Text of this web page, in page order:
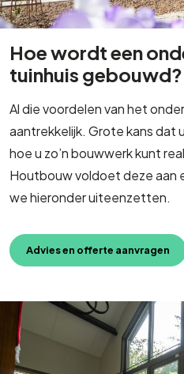
Hoe wordt een
tuinhuis gebouwd?
Al die voordelen van het
aantrekkelijk. Grote kans dat
hoe u zo’n bouwwerk kunt
Houtbouw voldoet deze aan
we hieronder uiteenzetten.
Advies en offerte aanvragen